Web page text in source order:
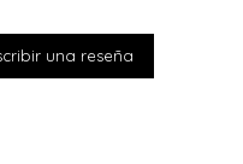
una reseña